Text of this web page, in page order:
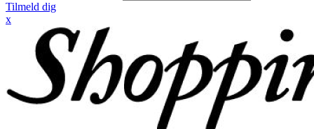
Tilmeld dig
x